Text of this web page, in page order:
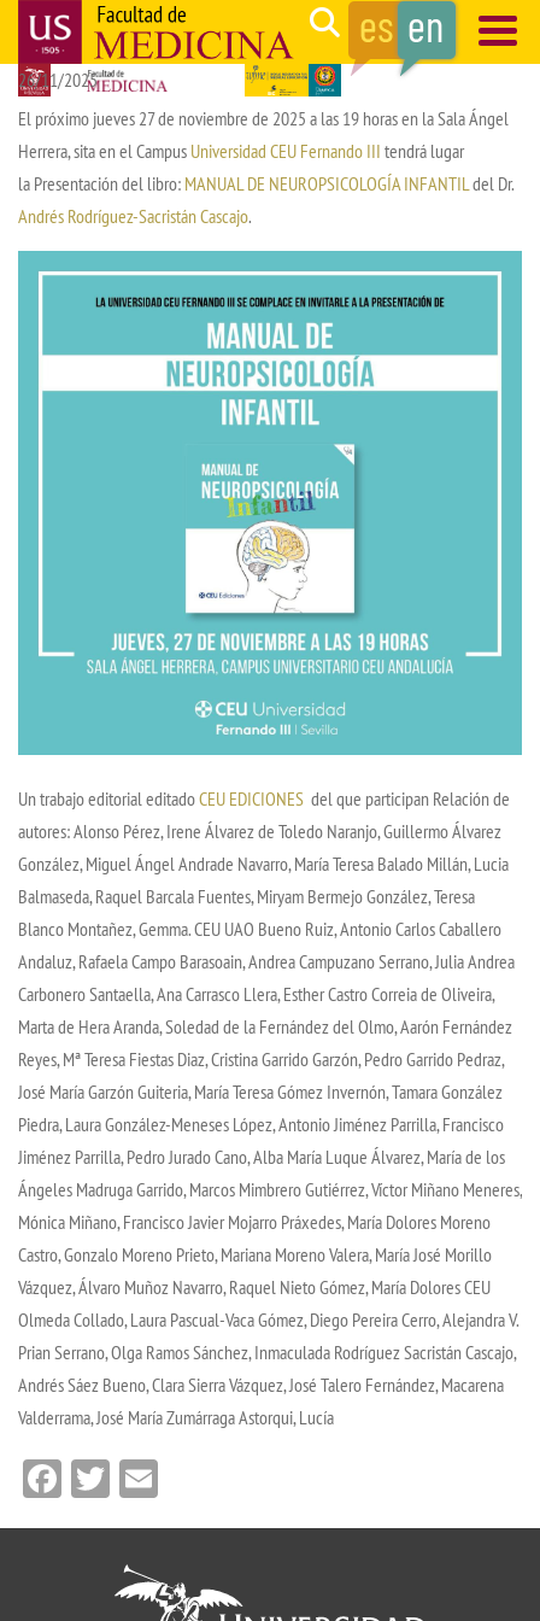
main
content
Search
Navegación
principal
26/11/2025
El próximo jueves 27 de noviembre de 2025 a las 19 horas en la Sala Ángel
Herrera, sita en el Campus Universidad CEU Fernando III tendrá lugar
la Presentación del libro: MANUAL DE NEUROPSICOLOGÍA INFANTILdel Dr.
Andrés Rodríguez-Sacristán Cascajo.
Un trabajo editorial editadoCEU EDICIONES del que participan Relación de
autores: Alonso Pérez, Irene Álvarez de Toledo Naranjo, Guillermo Álvarez
González, Miguel Ángel Andrade Navarro, María Teresa Balado Millán, Lucia
Balmaseda, Raquel Barcala Fuentes, Miryam Bermejo González, Teresa
Blanco Montañez, Gemma. CEU UAO Bueno Ruiz, Antonio Carlos Caballero
Andaluz, Rafaela Campo Barasoain, Andrea Campuzano Serrano, Julia Andrea
Carbonero Santaella, Ana Carrasco Llera, Esther Castro Correia de Oliveira,
Marta de Hera Aranda, Soledad de la Fernández del Olmo, Aarón Fernández
Reyes, Mª Teresa Fiestas Diaz, Cristina Garrido Garzón, Pedro Garrido Pedraz,
José María Garzón Guiteria, María Teresa Gómez Invernón, Tamara González
Piedra, Laura González-Meneses López, Antonio Jiménez Parrilla, Francisco
Jiménez Parrilla, Pedro Jurado Cano, Alba María Luque Álvarez, María de los
Ángeles Madruga Garrido, Marcos Mimbrero Gutiérrez, Víctor Miñano Meneres,
Mónica Miñano, Francisco Javier Mojarro Práxedes, María Dolores Moreno
Castro, Gonzalo Moreno Prieto, Mariana Moreno Valera, María José Morillo
Vázquez, Álvaro Muñoz Navarro, Raquel Nieto Gómez, María Dolores CEU
Olmeda Collado, Laura Pascual-Vaca Gómez, Diego Pereira Cerro, Alejandra V.
Prian Serrano, Olga Ramos Sánchez, Inmaculada Rodríguez Sacristán Cascajo,
Andrés Sáez Bueno, Clara Sierra Vázquez, José Talero Fernández, Macarena
Valderrama, José María Zumárraga Astorqui, Lucía
Facebook
Twitter